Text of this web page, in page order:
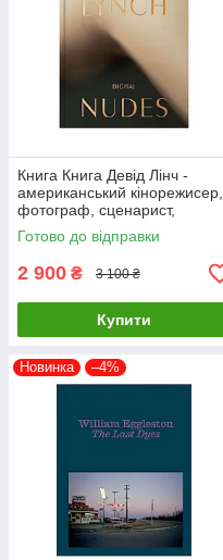
Книга Книга Девід Лінч -
американський кінорежисер,
фотограф, сценарист,
художник, актор. David Lynch.
Digital Nudes
Готово до відправки
2 900 ₴ 3 100 ₴
Купити
Новинка –4%